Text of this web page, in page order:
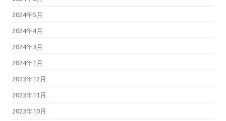
2024年5月
2024年4月
2024年3月
2024年1月
2023年12月
2023年11月
2023年10月